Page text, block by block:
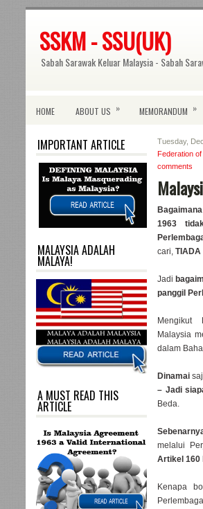
SSKM - SSU(UK)
Sabah Sarawak Keluar Malaysia - Sabah
HOME ABOUT US » MEMORANDUM »
IMPORTANT ARTICLE
MALAYSIA ADALAH
MALAYA!
A MUST READ THIS
ARTICLE
Tuesday,
Federation
comments
1963
cari,
Jadi
panggil
Mengikut
Malaysia
dalam
Dinamai
– Jadi
Beda.
melalui
Artikel 160
Kenapa